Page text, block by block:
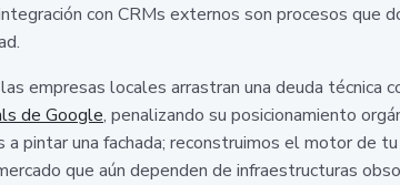
con CRMs externos son procesos que
empresas locales arrastran una deuda técnica
de Google, penalizando su posicionamiento
pintar una fachada; reconstruimos el motor de
que aún dependen de infraestructuras